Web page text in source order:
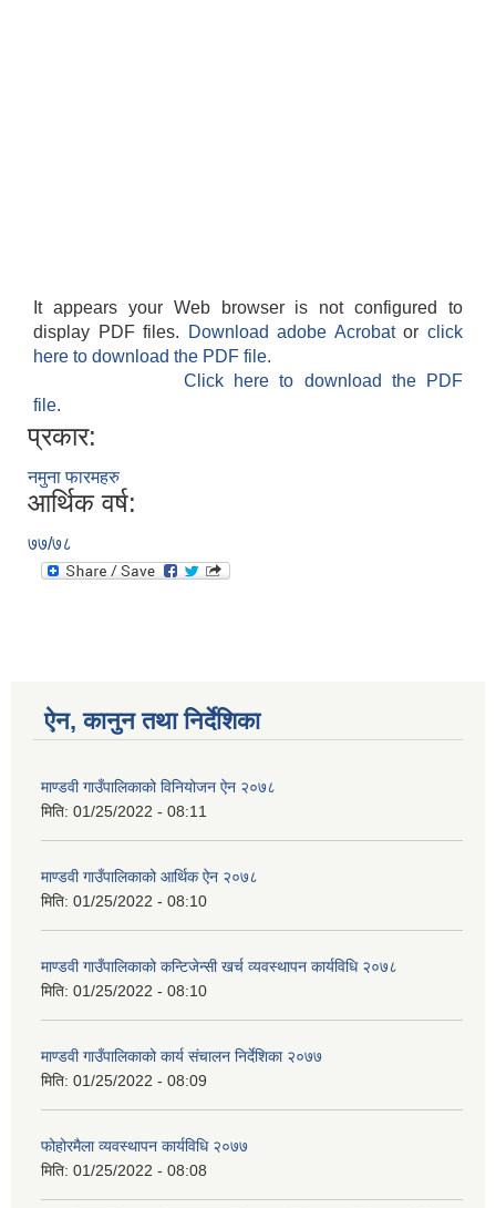
It appears your Web browser is not configured to
display PDF files.
Download adobe Acrobatorclick
here to download the PDF file.
Click here to download the PDF
file.
प्रकार:
नमुना फारमहरु
आर्थिक वर्ष:
७७/७८
ऐन, कानुन तथा निर्देशिका
माण्डवी गाउँपालिकाको विनियोजन ऐन २०७८
मिति: 01/25/2022 - 08:11
माण्डवी गाउँपालिकाको आर्थिक ऐन २०७८
मिति: 01/25/2022 - 08:10
माण्डवी गाउँपालिकाको कन्टिजेन्सी खर्च व्यवस्थापन कार्यविधि २०७८
मिति: 01/25/2022 - 08:10
माण्डवी गाउँपालिकाको कार्य संचालन निर्देशिका २०७७
मिति: 01/25/2022 - 08:09
फोहोरमैला व्यवस्थापन कार्यविधि २०७७
मिति: 01/25/2022 - 08:08